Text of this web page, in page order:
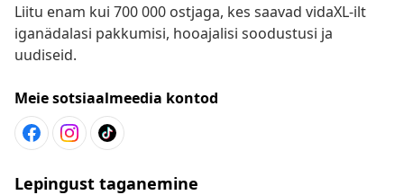
Liitu enam kui 700 000 ostjaga, kes saavad vidaXL-ilt
iganädalasi pakkumisi, hooajalisi soodustusi ja
uudiseid.
Meie sotsiaalmeedia kontod
Lepingust taganemine